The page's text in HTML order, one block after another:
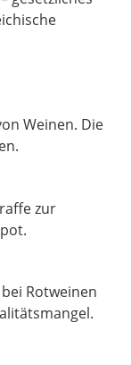
Weinen. Die
zur
Rotweinen